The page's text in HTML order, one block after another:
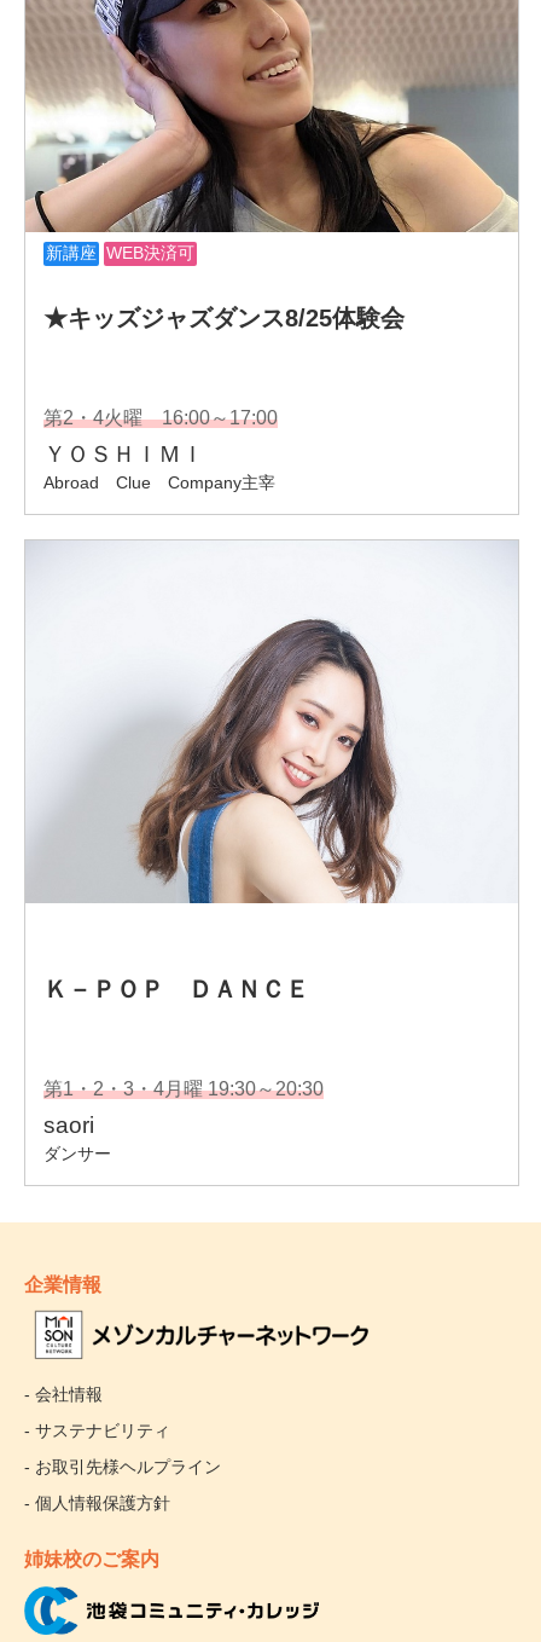
企業情報
- 会社情報
- サステナビリティ
- お取引先様ヘルプライン
- 個人情報保護方針
姉妹校のご案内